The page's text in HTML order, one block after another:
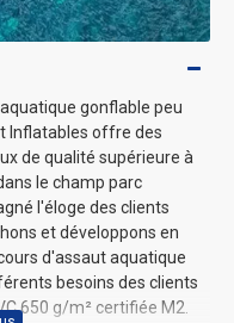
gonflable peu
Inflatables offre des
de qualité supérieure à
le champ parc
l'éloge des clients
et développons en
d'assaut aquatique
besoins des clients
650 g/m² certifiée M2.